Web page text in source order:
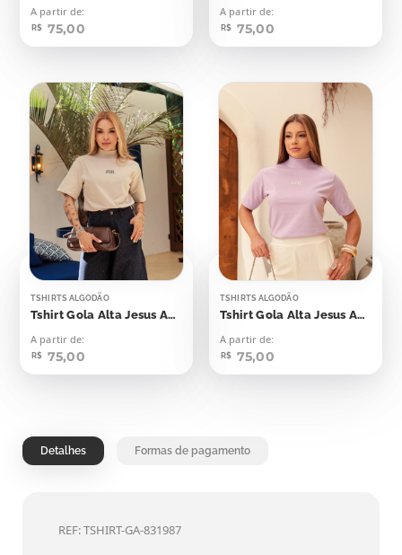
A partir de:
R$ 75,00
A partir de:
R$ 75,00
TSHIRTS ALGODÃO
Tshirt Gola Alta Jesus Aplicação
A partir de:
R$ 75,00
TSHIRTS ALGODÃO
Tshirt Gola Alta Jesus Aplicação
A partir de:
R$ 75,00
Detalhes Formas de pagamento
REF: TSHIRT-GA-831987